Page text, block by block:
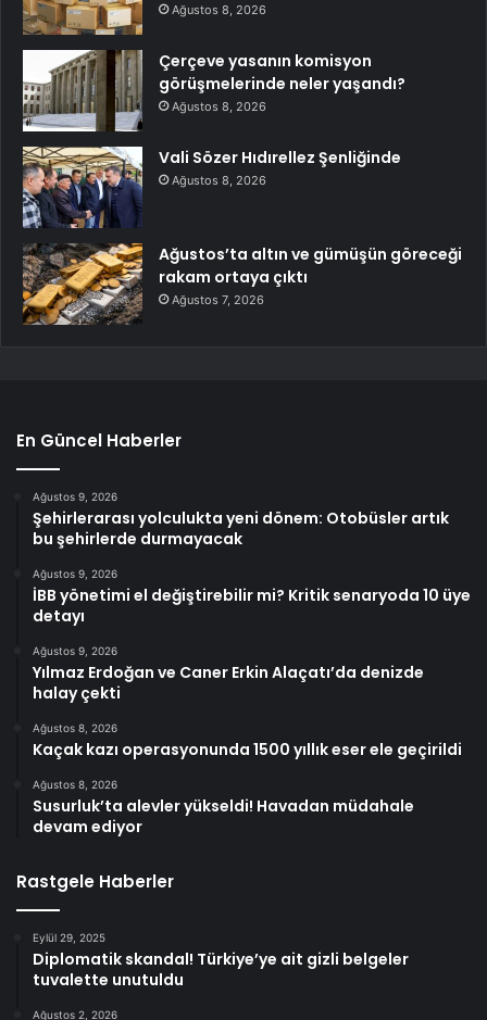
Ağustos 8, 2026
Çerçeve yasanın komisyon
görüşmelerinde neler yaşandı?
Ağustos 8, 2026
Vali Sözer Hıdırellez Şenliğinde
Ağustos 8, 2026
Ağustos’ta altın ve gümüşün göreceği
rakam ortaya çıktı
Ağustos 7, 2026
En Güncel Haberler
Ağustos 9, 2026
Şehirlerarası yolculukta yeni dönem: Otobüsler artık
bu şehirlerde durmayacak
Ağustos 9, 2026
İBB yönetimi el değiştirebilir mi? Kritik senaryoda 10 üye
detayı
Ağustos 9, 2026
Yılmaz Erdoğan ve Caner Erkin Alaçatı’da denizde
halay çekti
Ağustos 8, 2026
Kaçak kazı operasyonunda 1500 yıllık eser ele geçirildi
Ağustos 8, 2026
Susurluk’ta alevler yükseldi! Havadan müdahale
devam ediyor
Rastgele Haberler
Eylül 29, 2025
Diplomatik skandal! Türkiye’ye ait gizli belgeler
tuvalette unutuldu
Ağustos 2, 2026